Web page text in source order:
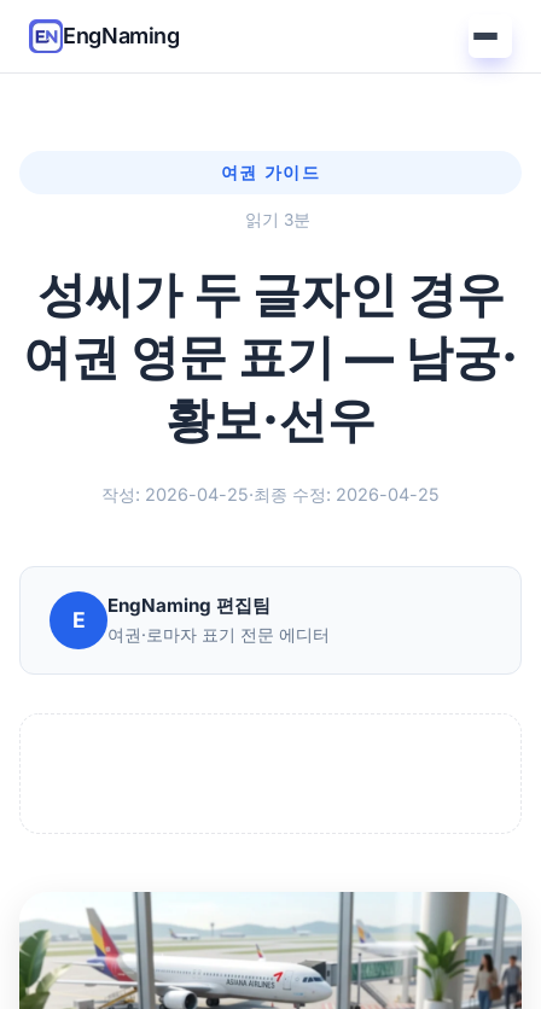
EngNaming
여권 가이드
읽기 3분
성씨가 두 글자인 경우
여권 영문 표기 — 남궁·
황보·선우
작성: 2026-04-25·최종 수정: 2026-04-25
E
EngNaming 편집팀
여권·로마자 표기 전문 에디터